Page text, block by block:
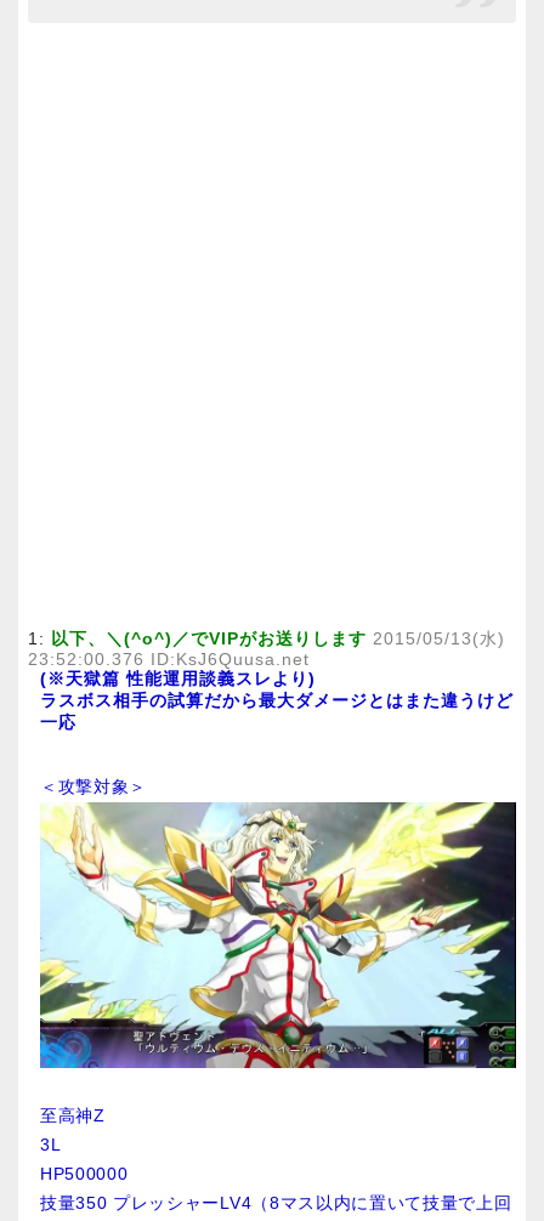
1: 以下、＼(^o^)／でVIPがお送りします 2015/05/13(水)
23:52:00.376 ID:KsJ6Quusa.net
(※天獄篇 性能運用談義スレより)
ラスボス相手の試算だから最大ダメージとはまた違うけど
一応
＜攻撃対象＞
至高神Z
3L
HP500000
技量350 プレッシャーLV4（8マス以内に置いて技量で上回